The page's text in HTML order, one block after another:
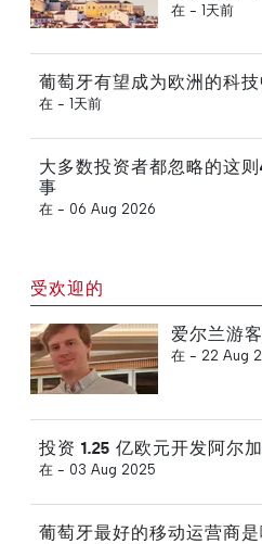
在 - 1天前
葡萄牙有望成为欧洲的科技
在 - 1天前
大多数投资者都忽略的这
事
在 - 06 Aug 2026
受欢迎的
爱尔兰游
在 - 22 Aug
投资 1.25 亿欧元开发阿尔
在 - 03 Aug 2025
葡萄牙最好的移动运营商是